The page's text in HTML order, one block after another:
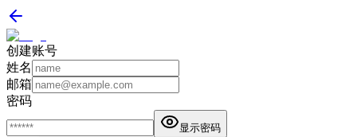
创建账号
姓名
邮箱
密码
显示密码